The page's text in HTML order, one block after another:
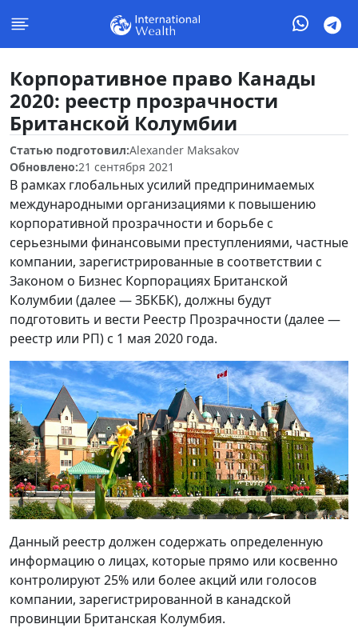
Корпоративное право Канады
2020: реестр прозрачности
Британской Колумбии
Статью подготовил:Alexander Maksakov
Обновлено:21 сентября 2021
В рамках глобальных усилий предпринимаемых
международными организациями к повышению
корпоративной прозрачности и борьбе с
серьезными финансовыми преступлениями, частные
компании, зарегистрированные в соответствии с
Законом о Бизнес Корпорациях Британской
Колумбии (далее — ЗБКБК), должны будут
подготовить и вести Реестр Прозрачности (далее —
реестр или РП) с 1 мая 2020 года.
Данный реестр должен содержать определенную
информацию о лицах, которые прямо или косвенно
контролируют 25% или более акций или голосов
компании, зарегистрированной в канадской
провинции Британская Колумбия.